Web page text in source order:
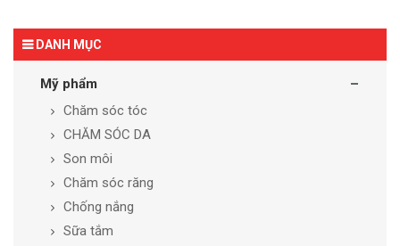
DANH MỤC
Mỹ phẩm
Chăm sóc tóc
CHĂM SÓC DA
Son môi
Chăm sóc răng
Chống nắng
Sữa tắm